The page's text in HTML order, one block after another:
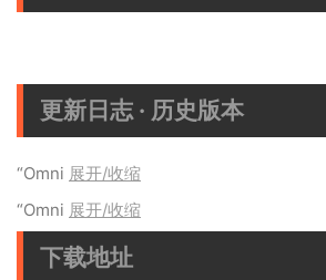
更新日志 · 历史版本
“Omni 展开/收缩
“Omni 展开/收缩
下载地址